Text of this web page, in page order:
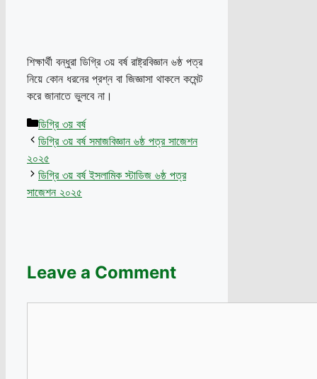
শিক্ষার্থী বন্ধুরা ডিগ্রি ৩য় বর্ষ রাষ্ট্রবিজ্ঞান ৬ষ্ঠ পত্র
নিয়ে কোন ধরনের প্রশ্ন বা জিজ্ঞাসা থাকলে কমেন্ট
করে জানাতে ভুলবে না।
Categories
ডিগ্রি ৩য় বর্ষ
ডিগ্রি ৩য় বর্ষ সমাজবিজ্ঞান ৬ষ্ঠ পত্র সাজেশন
২০২৫
ডিগ্রি ৩য় বর্ষ ইসলামিক স্টাডিজ ৬ষ্ঠ পত্র
সাজেশন ২০২৫
Leave a Comment